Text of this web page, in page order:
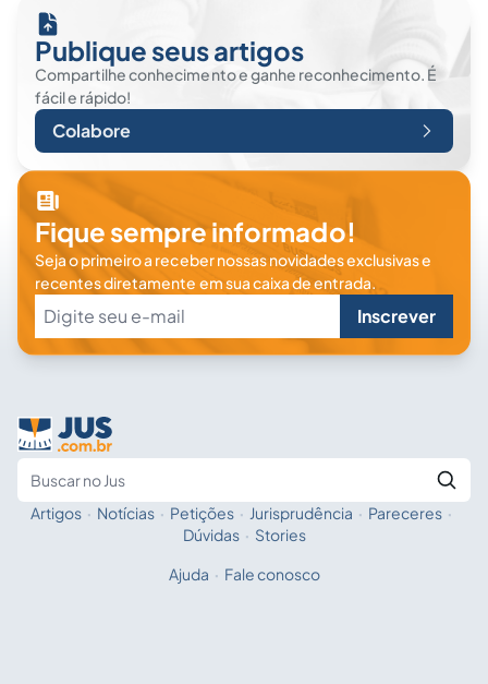
Publique seus artigos
Compartilhe conhecimento e ganhe reconhecimento. É
fácil e rápido!
Colabore
Fique sempre informado!
Seja o primeiro a receber nossas novidades exclusivas e
recentes diretamente em sua caixa de entrada.
Inscrever
Fale com a IA
Artigos · Notícias · Petições · Jurisprudência · Pareceres ·
Dúvidas · Stories
Ajuda · Fale conosco